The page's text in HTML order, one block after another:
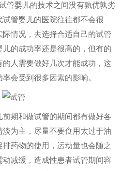
管婴儿的技术之间没有孰优孰劣
管婴儿的医院往往都不会很
情况，去选择合适自己的试管
的成功率还是很高的，但有的
的人需要做好几次才能成功，这
会受到很多因素的影响。
期和做试管的期间都有做好各
为主，尽量不要食用太过于油
药物的使用，运动量也会随之
减缓，造成性患者试管期间容